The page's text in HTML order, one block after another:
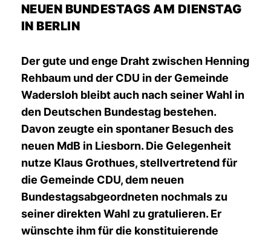
NEUEN BUNDESTAGS AM DIENSTAG
IN BERLIN
Der gute und enge Draht zwischen Henning
Rehbaum und der CDU in der Gemeinde
Wadersloh bleibt auch nach seiner Wahl in
den Deutschen Bundestag bestehen.
Davon zeugte ein spontaner Besuch des
neuen MdB in Liesborn. Die Gelegenheit
nutze Klaus Grothues, stellvertretend für
die Gemeinde CDU, dem neuen
Bundestagsabgeordneten nochmals zu
seiner direkten Wahl zu gratulieren. Er
wünschte ihm für die konstituierende